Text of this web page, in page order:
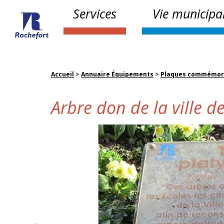
Services Vie
Accueil > Annuaire Équipements > Plaques
Arbre don de la ville